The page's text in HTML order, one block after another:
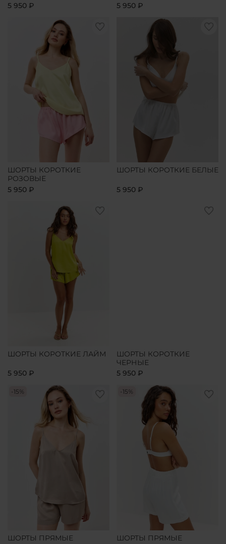
5 950 ₽
5 950 ₽
ШОРТЫ КОРОТКИЕ
РОЗОВЫЕ
5 950 ₽
ШОРТЫ КОРОТКИЕ БЕЛЫЕ
5 950 ₽
ШОРТЫ КОРОТКИЕ ЛАЙМ
5 950 ₽
ШОРТЫ КОРОТКИЕ
ЧЕРНЫЕ
5 950 ₽
-15%
ШОРТЫ ПРЯМЫЕ
-15%
ШОРТЫ ПРЯМЫЕ